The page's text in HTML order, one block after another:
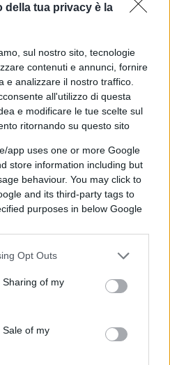
della tua privacy è la
sul nostro sito, tecnologie
contenuti e annunci, fornire
e analizzare il nostro traffico.
all'utilizzo di questa
e modificare le tue scelte sul
ritornando su questo sito
app uses one or more Google
store information including but
behaviour. You may click to
and its third-party tags to
purposes in below Google
Opt Outs
of my
of my
e sa e non sa che le
alla fine si riscuote e,
ma questo, che era
al culo quando è
quattro, cinque anni a
E conclude, questo
in modo se volete
per aria: allora lo
E tutti ci vogliono
con trascorsi per
per spaccio, passata
seguito sui social,
Roccaraso con ventimila
dai vicoli e dai bassi